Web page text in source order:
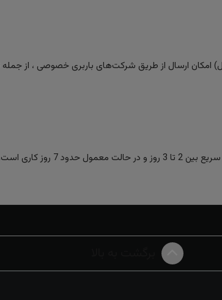
ارسال از طریق شرکت‌های باربری خصوصی ، از جمله
روز کاری است.